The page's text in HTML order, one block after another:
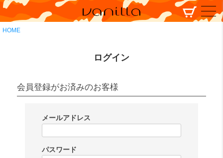
HOME
ログイン
会員登録がお済みのお客様
メールアドレス
須
パスワード